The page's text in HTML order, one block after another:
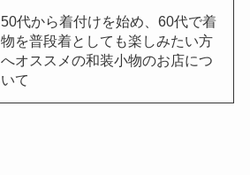
50代から着付けを始め、60代で着
物を普段着としても楽しみたい方
へオススメの和装小物のお店につ
いて